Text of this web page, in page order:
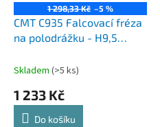
1 298,33 Kč –5 %
CMT C935 Falcovací fréza
na polodrážku - H9,5
Skladem (>5 ks)
1 233 Kč
Do košíku